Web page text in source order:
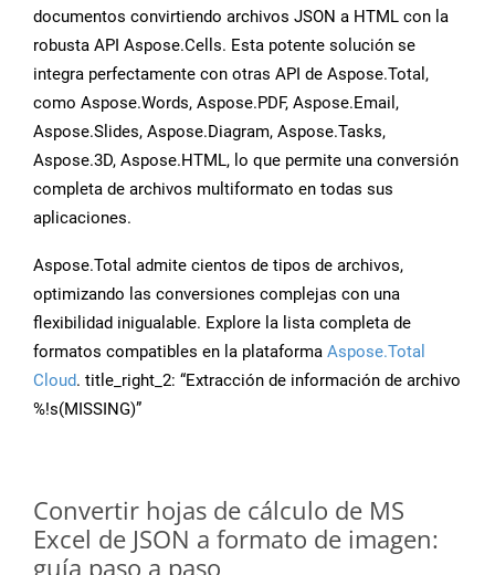
documentos convirtiendo archivos JSON a HTML con la
robusta API Aspose.Cells. Esta potente solución se
integra perfectamente con otras API de Aspose.Total,
como Aspose.Words, Aspose.PDF, Aspose.Email,
Aspose.Slides, Aspose.Diagram, Aspose.Tasks,
Aspose.3D, Aspose.HTML, lo que permite una conversión
completa de archivos multiformato en todas sus
aplicaciones.
Aspose.Total admite cientos de tipos de archivos,
optimizando las conversiones complejas con una
flexibilidad inigualable. Explore la lista completa de
formatos compatibles en la plataforma Aspose.Total
Cloud. title_right_2: “Extracción de información de archivo
%!s(MISSING)”
Convertir hojas de cálculo de MS
Excel de JSON a formato de imagen:
guía paso a paso